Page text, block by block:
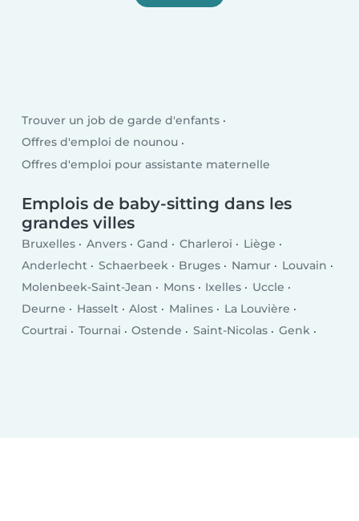
Trouver un job de garde d'enfants
Offres d'emploi de nounou
Offres d'emploi pour assistante maternelle
Emplois de baby-sitting dans les
grandes villes
Bruxelles Anvers Gand Charleroi
Liège
Anderlecht
Schaerbeek Bruges Namur
Louvain
Molenbeek-Saint-Jean
Mons Ixelles
Uccle
Deurne
Hasselt Alost Malines
La Louvière
Courtrai
Tournai Ostende Saint-Nicolas
Genk